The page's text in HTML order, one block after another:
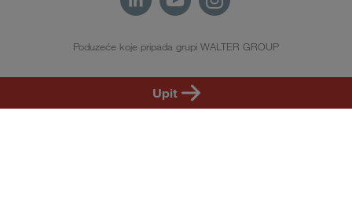
Upit
Poduzeće koje pripada grupi WALTER GROUP